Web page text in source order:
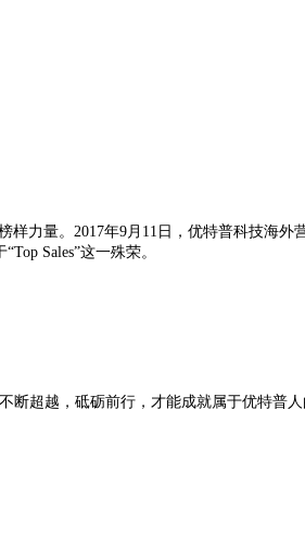
样力量。 2017年9月 11 日，优特普科技海外
“Top Sales”这一殊荣。
断超越，砥砺前行，才能成就属于优特普